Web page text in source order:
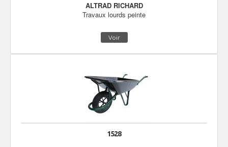
ALTRAD RICHARD
Travaux lourds peinte
Voir
1528